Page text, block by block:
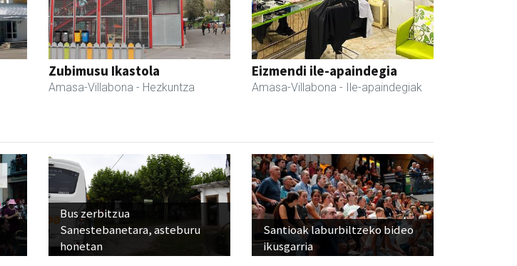
Zubimusu Ikastola
Amasa-Villabona - Hezkuntza
Eizmendi ile-apaindegia
Amasa-Villabona - Ile-apaindegiak
Bus zerbitzua
Sanestebanetara, asteburu
honetan
Santioak laburbiltzeko bideo
ikusgarria